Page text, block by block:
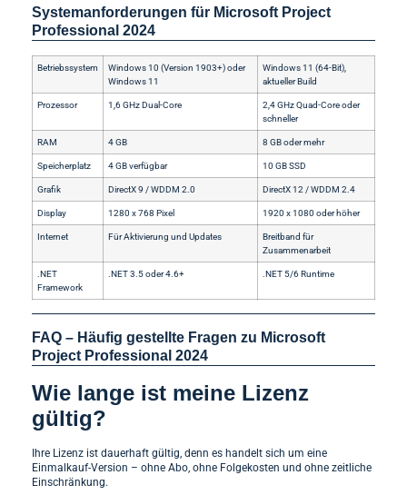
Systemanforderungen für Microsoft Project
Professional 2024
Betriebssystem
Windows 10 (Version 1903+) oder
Windows 11
Windows 11 (64-Bit),
aktueller Build
Prozessor 1,6 GHz Dual-Core
2,4 GHz Quad-Core oder
schneller
RAM 4 GB 8 GB oder mehr
Speicherplatz 4 GB verfügbar 10 GB SSD
Grafik DirectX 9 / WDDM 2.0 DirectX 12 / WDDM 2.4
Display 1280 x 768 Pixel 1920 x 1080 oder höher
Internet Für Aktivierung und Updates
Breitband für
Zusammenarbeit
.NET
Framework
.NET 3.5 oder 4.6+ .NET 5/6 Runtime
FAQ – Häufig gestellte Fragen zu Microsoft
Project Professional 2024
Wie lange ist meine Lizenz
gültig?
Ihre Lizenz ist dauerhaft gültig, denn es handelt sich um eine
Einmalkauf-Version – ohne Abo, ohne Folgekosten und ohne zeitliche
Einschränkung.